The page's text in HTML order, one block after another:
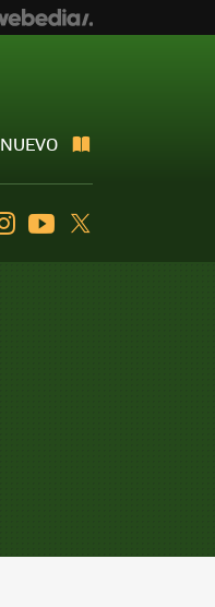
NUEVO
InstagramYoutube